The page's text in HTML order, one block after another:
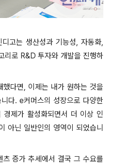
고는 생산성과 기능성, 자동화,
리로 R&D 투자와 개발을 진행하
다면, 이제는 내가 원하는 것을
다. e커머스의 성장으로 다양한
경제가 활성화되면서 더 이상 인
아닌 일반인의 영역이 되었습니
증가 추세에서 결국 그 수요를